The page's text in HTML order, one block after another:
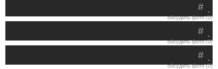
.
#
обсудить фото (0)
.
#
обсудить фото (0)
.
#
обсудить фото (0)